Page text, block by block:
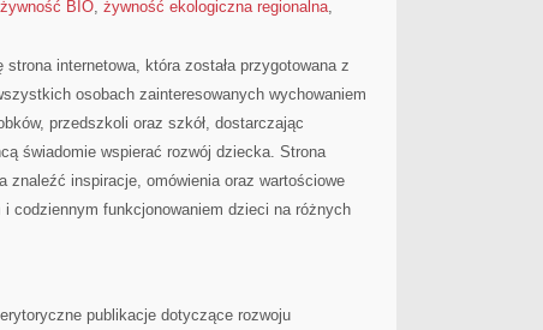
żywność BIO, żywność ekologiczna regionalna,
internetowa, która została przygotowana z
osobach zainteresowanych wychowaniem
przedszkoli oraz szkół, dostarczając
świadomie wspierać rozwój dziecka. Strona
znaleźć inspiracje, omówienia oraz wartościowe
codziennym funkcjonowaniem dzieci na różnych
publikacje dotyczące rozwoju